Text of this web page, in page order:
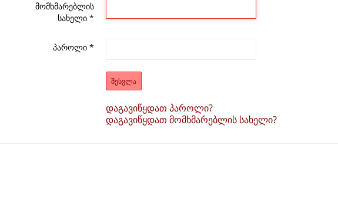
მომხმარებლის
სახელი *
პაროლი *
ᲨᲔᲡᲕᲚᲐ
დაგავიწყდათ პაროლი?
დაგავიწყდათ მომხმარებლის სახელი?